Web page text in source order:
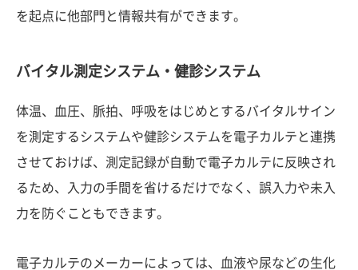
を起点に他部門と情報共有ができます。
バイタル測定システム・健診システム
体温、血圧、脈拍、呼吸をはじめとするバイタルサイン
を測定するシステムや健診システムを電子カルテと連携
させておけば、測定記録が自動で電子カルテに反映され
るため、入力の手間を省けるだけでなく、誤入力や未入
力を防ぐこともできます。
電子カルテのメーカーによっては、血液や尿などの生化